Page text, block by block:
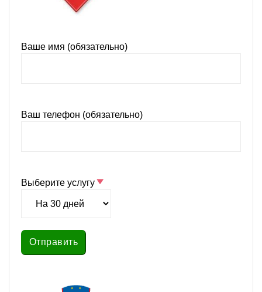
Ваше имя (обязательно)
Ваш телефон (обязательно)
Выберите услугу